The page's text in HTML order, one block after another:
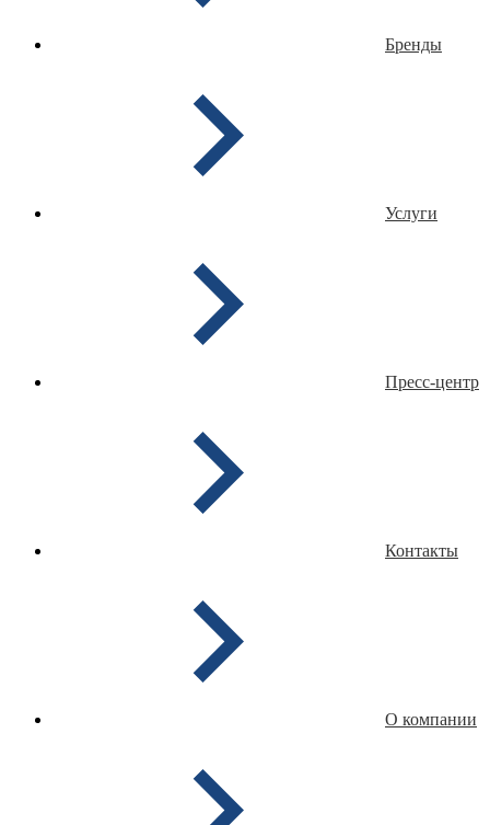
Бренды
Услуги
Пресс-центр
Контакты
О компании